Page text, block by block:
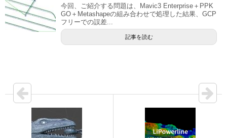
今回、ご紹介する問題は、Mavic3 Enterprise＋PPK
GO＋Metashapeの組み合わせで処理した結果、GCP
フリーでの誤差...
記事を読む